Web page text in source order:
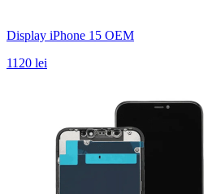
Display iPhone 15 OEM
1120 lei